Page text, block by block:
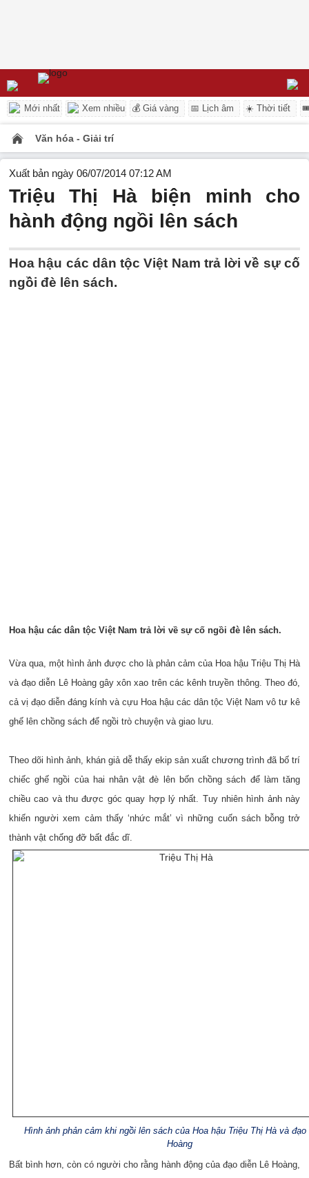
Mới nhất Xem nhiều 💰 Giá vàng 📅 Lịch âm ☀️ Thời tiết
Văn hóa - Giải trí
Xuất bản ngày 06/07/2014 07:12 AM
Triệu Thị Hà biện minh cho
hành động ngồi lên sách
Hoa hậu các dân tộc Việt Nam trả lời về sự cố
ngồi đè lên sách.
Hoa hậu các dân tộc Việt Nam trả lời về sự cố ngồi đè lên sách.
Vừa qua, một hình ảnh được cho là phản cảm của Hoa hậu Triệu Thị Hà
và đạo diễn Lê Hoàng gây xôn xao trên các kênh truyền thông. Theo đó,
cả vị đạo diễn đáng kính và cựu Hoa hậu các dân tộc Việt Nam vô tư kê
ghế lên chồng sách để ngồi trò chuyện và giao lưu.
Theo dõi hình ảnh, khán giả dễ thấy ekip sản xuất chương trình đã bố trí
chiếc ghế ngồi của hai nhân vật đè lên bốn chồng sách để làm tăng
chiều cao và thu được góc quay hợp lý nhất. Tuy nhiên hình ảnh này
khiến người xem cảm thấy ‘nhức mắt’ vì những cuốn sách bỗng trở
thành vật chống đỡ bất đắc dĩ.
Hình ảnh phản cảm khi ngồi lên sách của Hoa hậu Triệu Thị Hà và đạo
Hoàng
Bất bình hơn, còn có người cho rằng hành động của đạo diễn Lê Hoàng,